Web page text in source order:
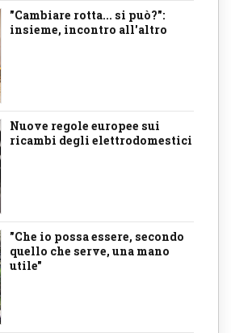
"Cambiare rotta... si può?":
insieme, incontro all'altro
Nuove regole europee sui
ricambi degli elettrodomestici
"Che io possa essere, secondo
quello che serve, una mano
utile"